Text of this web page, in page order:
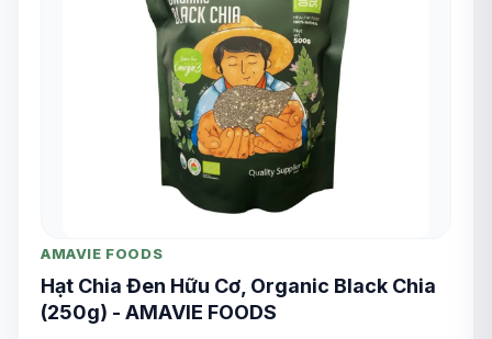
AMAVIE FOODS
Hạt Chia Đen Hữu Cơ, Organic Black Chia
(250g) - AMAVIE FOODS